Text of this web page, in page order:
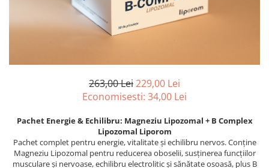
BACANIE
PRODUSE ROMÂNEȘTI
REMEDII NATURISTE
TOATE PRODUSELE
263,00 Lei229,00 Lei
Economisesti: 34,00 Lei
Pachet Energie & Echilibru: Magneziu Lipozomal + B Complex
Lipozomal Liporom
Pachet complet pentru energie, vitalitate și echilibru nervos. Conține
Magneziu Lipozomal pentru reducerea oboselii, susținerea funcțiilor
musculare și nervoase, echilibru electrolitic și sănătate osoasă, plus B